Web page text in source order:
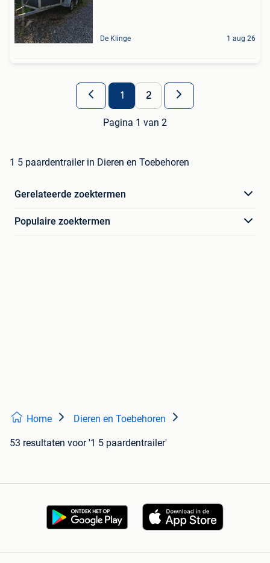
De Klinge 1 aug 26
1 2
Pagina 1 van 2
1 5 paardentrailer in Dieren en Toebehoren
Gerelateerde zoektermen
Populaire zoektermen
Home Dieren en Toebehoren
53 resultaten voor '1 5 paardentrailer'